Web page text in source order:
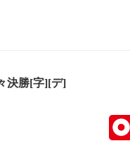
決勝[字][デ]